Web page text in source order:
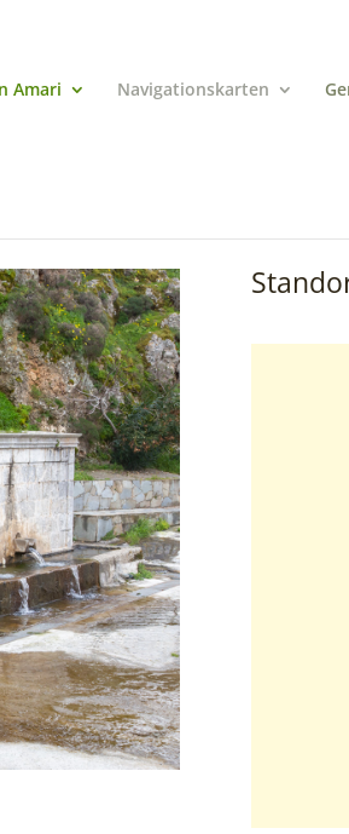
Amari Navigationskarten